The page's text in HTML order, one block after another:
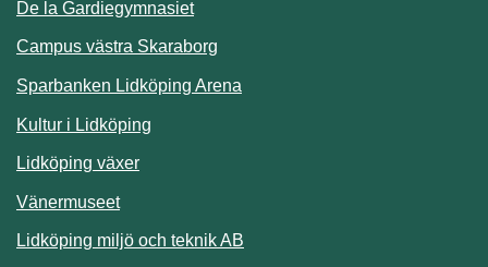
De la Gardiegymnasiet
Campus västra Skaraborg
Sparbanken Lidköping Arena
Kultur i Lidköping
Lidköping växer
Vänermuseet
Lidköping miljö och teknik AB